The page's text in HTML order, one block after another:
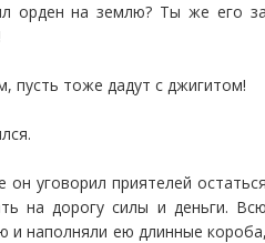
орден на землю? Ты же его
пусть тоже дадут с джигитом!
уговорил приятелей
на дорогу силы и деньги.
и наполняли ею длинные